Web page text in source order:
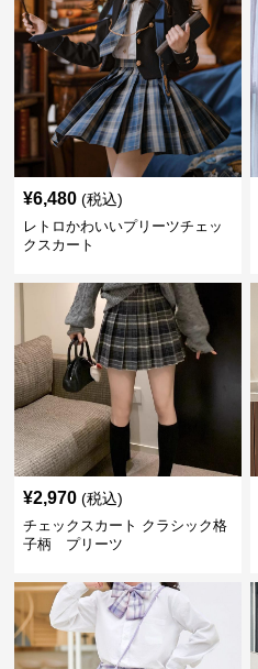
¥6,480 (税込)
レトロかわいいプリーツチェッ
クスカート
¥2,970 (税込)
チェックスカート クラシック格
子柄 プリーツ